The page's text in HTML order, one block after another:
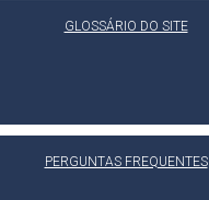
GLOSSÁRIO DO SITE
PERGUNTAS FREQUENTES